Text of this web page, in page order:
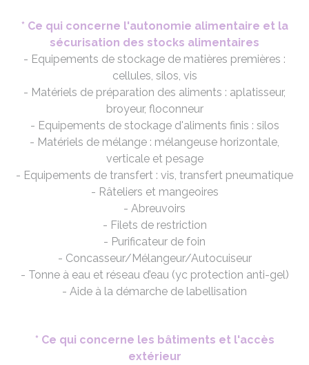
* Ce qui concerne l'autonomie alimentaire et la
sécurisation des stocks alimentaires
- Equipements de stockage de matières premières :
cellules, silos, vis
- Matériels de préparation des aliments : aplatisseur,
broyeur, floconneur
- Equipements de stockage d'aliments finis : silos
- Matériels de mélange : mélangeuse horizontale,
verticale et pesage
- Equipements de transfert : vis, transfert pneumatique
- Râteliers et mangeoires
- Abreuvoirs
- Filets de restriction
- Purificateur de foin
- Concasseur/Mélangeur/Autocuiseur
- Tonne à eau et réseau d’eau (yc protection anti-gel)
- Aide à la démarche de labellisation
* Ce qui concerne les bâtiments et l'accès
extérieur